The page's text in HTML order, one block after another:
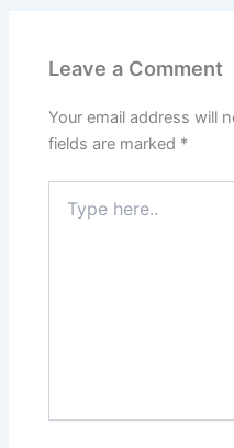
Leave a Comment
Your email address will
fields are marked *
here..